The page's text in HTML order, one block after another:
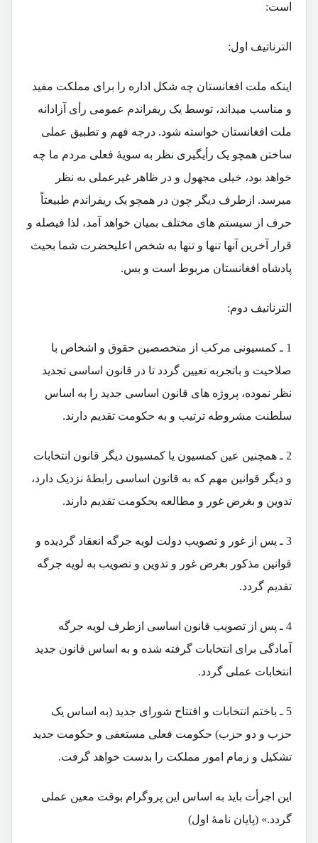
است:
الترناتیف اول:
اینکه ملت افغانستان چه شکل اداره را برای مملکت مفید
و مناسب میداند، توسط یک ریفراندم عمومی رأی آزادانه
ملت افغانستان خواسته شود. درجه فهم و تطبیق عملی
ساختن همچو یک رأیگیری نظر به سویۀ فعلی مردم ما چه
خواهد بود، خیلی مجهول و در ظاهر غیرعملی به نظر
میرسد. ازطرف دیگر چون در همچو یک ریفراندم طبیعتاً
حرف از سیستم های مختلف بمیان خواهد آمد، لذا فیصله و
قرار آخرین آنها تنها و تنها به شخص اعلیحضرت شما بحیث
پادشاه افغانستان مربوط است و بس.
الترناتیف دوم:
1 ـ کمسیونی مرکب از متخصصین حقوق و اشخاص با
صلاحیت و باتجربه تعیین گردد تا در قانون اساسی تجدید
نظر نموده، پروژه های قانون اساسی جدید را به اساس
سلطنت مشروطه ترتیب و به حکومت تقدیم دارند.
2 ـ همچنین عین کمسیون یا کمسیون دیگر قانون انتخابات
و دیگر قوانین مهم که به قانون اساسی رابطۀ نزدیک دارد،
تدوین و بغرض غور و مطالعه بحکومت تقدیم دارند.
3 ـ پس از غور و تصویب دولت لویه جرگه انعقاد گردیده و
قوانین مذکور بغرض غور و تدوین و تصویب به لویه جرگه
تقدیم گردد.
4 ـ پس از تصویب قانون اساسی ازطرف لویه جرگه
آمادگی برای انتخابات گرفته شده و به اساس قانون جدید
انتخابات عملی گردد.
5 ـ باختم انتخابات و افتتاح شورای جدید (به اساس یک
حزب و دو حزب) حکومت فعلی مستعفی و حکومت جدید
تشکیل و زمام امور مملکت را بدست خواهد گرفت.
این اجرأت باید به اساس این پروگرام بوقت معین عملی
گردد.» (پایان نامۀ اول)